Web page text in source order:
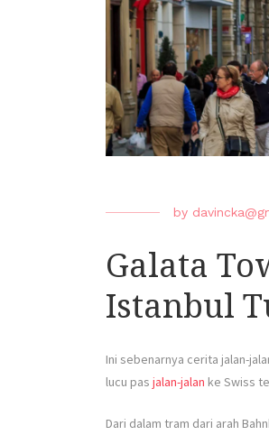
by
Galata
Istanbul
Ini sebenarnya cerita jalan-
lucu pas jalan-jalan ke Swiss
Dari dalam tram dari arah